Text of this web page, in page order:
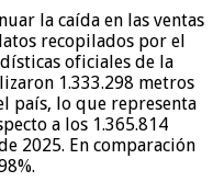
la caída en las ventas
recopilados por el
oficiales de la
1.333.298 metros
país, lo que representa
a los 1.365.814
2025. En comparación